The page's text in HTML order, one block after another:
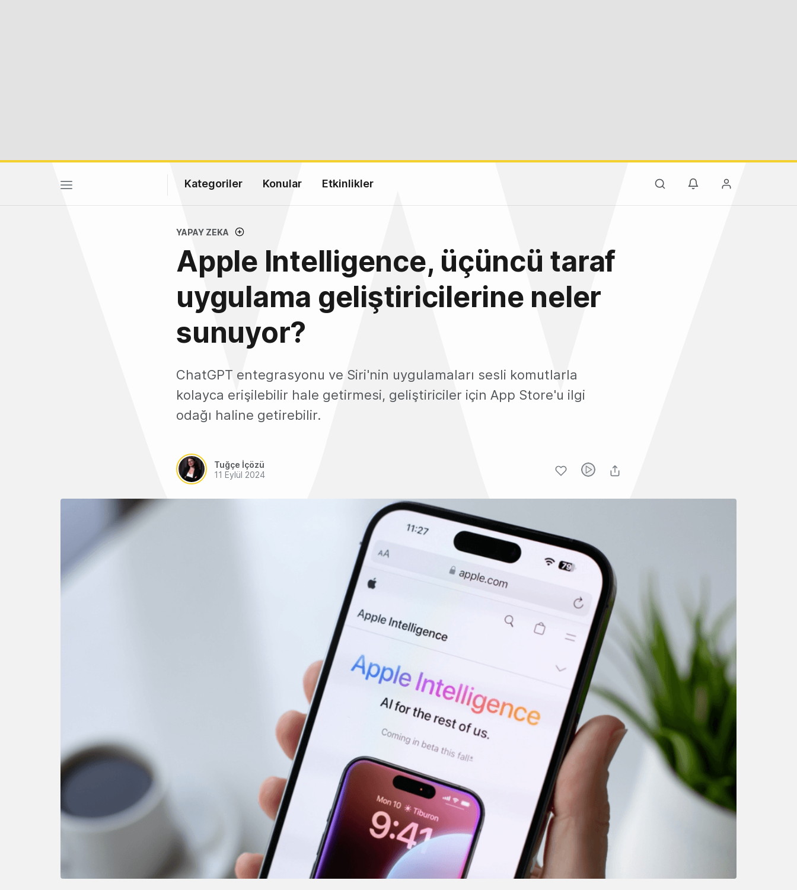
Kategoriler Konular Etkinlikler
YAPAY ZEKA
Apple Intelligence, üçüncü taraf
uygulama geliştiricilerine neler
sunuyor?
ChatGPT entegrasyonu ve Siri'nin uygulamaları sesli komutlarla
kolayca erişilebilir hale getirmesi, geliştiriciler için App Store'u ilgi
odağı haline getirebilir.
Tuğçe İçözü
11 Eylül 2024